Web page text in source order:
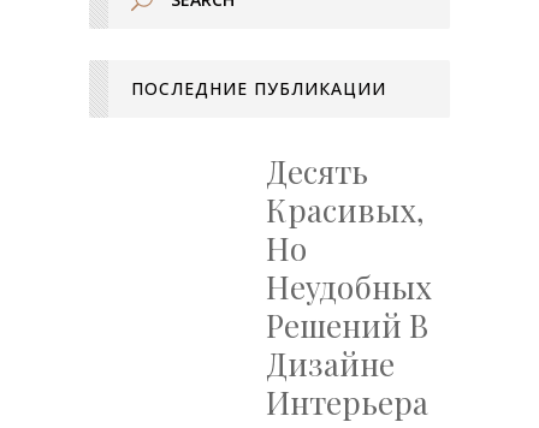
ПОСЛЕДНИЕ ПУБЛИКАЦИИ
Десять
Красивых,
Но
Неудобных
Решений В
Дизайне
Интерьера